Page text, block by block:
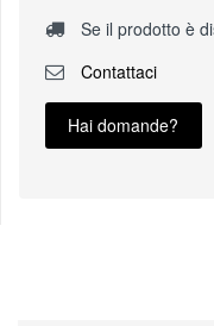
Se il prodotto è
Contattaci
Hai domande?